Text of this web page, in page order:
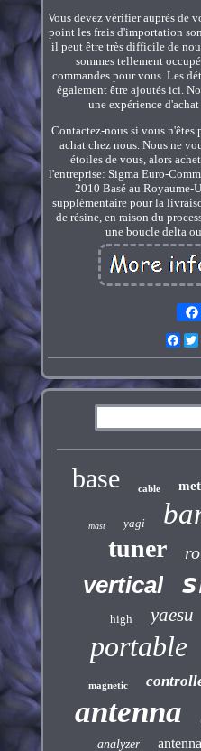
Vous devez vérifier auprès de
point les frais d'importation
il peut être très difficile de
sommes tellement
commandes pour vous. Les
également être ajoutés ici.
une expérience
Contactez-nous si vous n'êtes
achat chez nous. Nous ne
étoiles de vous, alors
l'entreprise: Sigma Euro-
2010 Basé au
supplémentaire pour la
de résine, en raison du
une boucle delta
base cable
mast yagi
tuner
vertical
high yaesu
portable
magnetic
antenna
analyzer